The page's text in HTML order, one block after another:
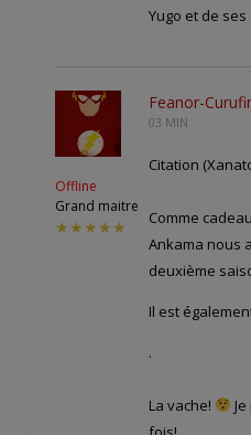
Yugo et de
Offline
Grand maitre
★★★★★
Feanor-
03 MIN
Citation
Comme
Ankama nous
deuxième
Il est
.
La vache!